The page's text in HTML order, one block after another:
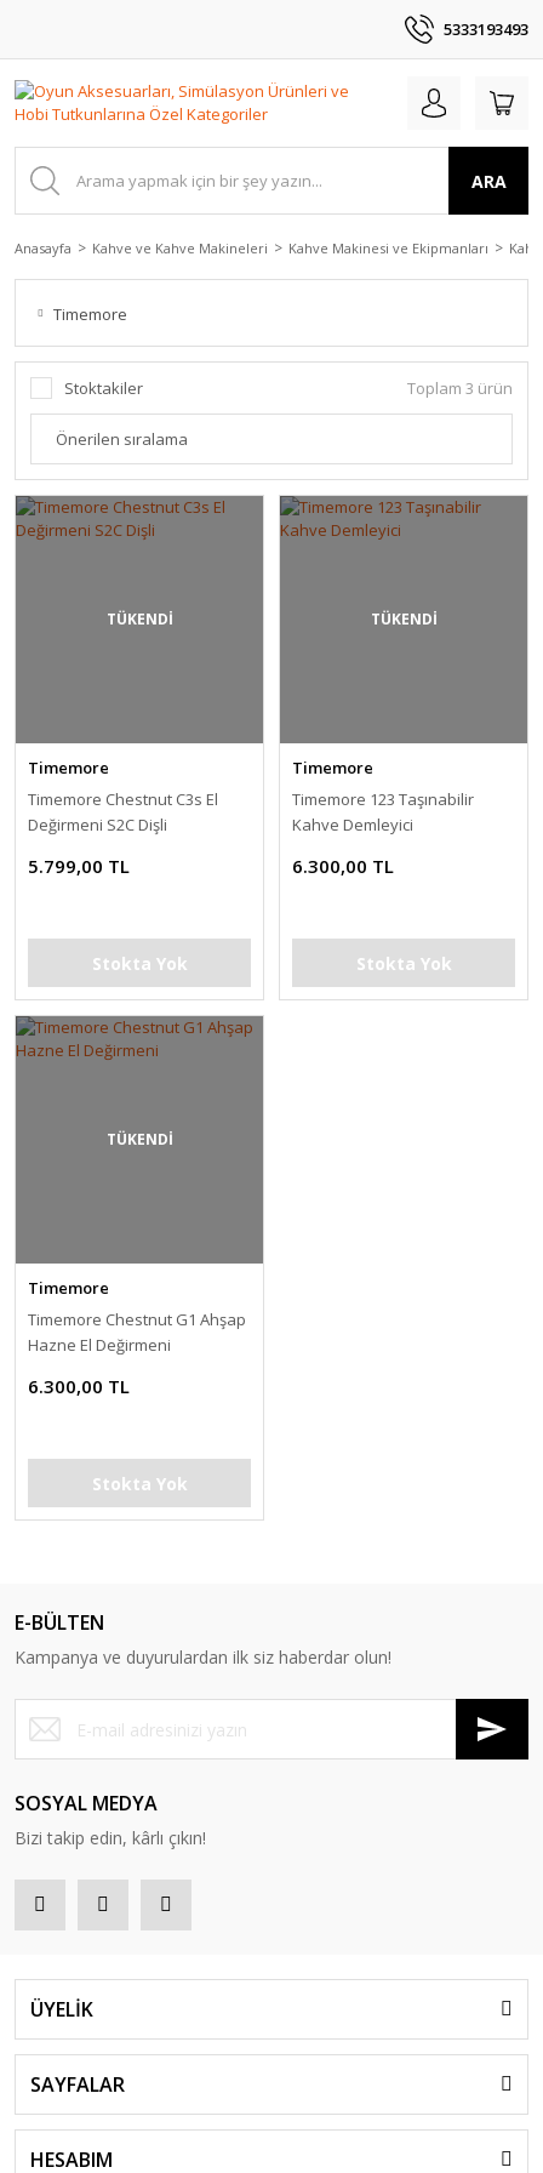
5333193493
ARA
Anasayfa Kahve ve Kahve Makineleri Kahve Makinesi ve Ekipmanları
Timemore
Stoktakiler Toplam 3 ürün
TÜKENDİ
Timemore
Timemore Chestnut C3s El
Değirmeni S2C Dişli
5.799,00 TL
Stokta Yok
TÜKENDİ
Timemore
Timemore 123 Taşınabilir
Kahve Demleyici
6.300,00 TL
Stokta Yok
TÜKENDİ
Timemore
Timemore Chestnut G1 Ahşap
Hazne El Değirmeni
6.300,00 TL
Stokta Yok
E-BÜLTEN
Kampanya ve duyurulardan ilk siz haberdar olun!
SOSYAL MEDYA
Bizi takip edin, kârlı çıkın!
ÜYELİK
SAYFALAR
HESABIM